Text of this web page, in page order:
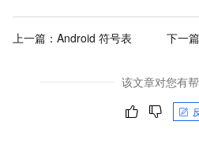
上一篇： Android 符号表 下一篇
该文章对您有